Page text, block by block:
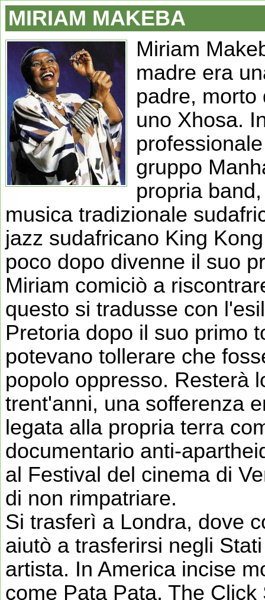
MIRIAM MAKEBA
Miriam
madre era
padre, morto
uno Xhosa.
gruppo
propria
musica tradizionale
jazz sudafricano King
poco dopo divenne il suo
Miriam comiciò a
questo si tradusse con
Pretoria dopo il suo primo
potevano tollerare che
popolo oppresso. Resterà
trent'anni, una sofferenza
legata alla propria terra
documentario anti-
al Festival del cinema di
di non rimpatriare.
Si trasferì a Londra, dove
aiutò a trasferirsi negli
artista. In America incise
come Pata Pata, The